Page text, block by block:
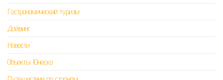
Гастрономический туризм
Дайвинг
Новости
Объекты Юнеско